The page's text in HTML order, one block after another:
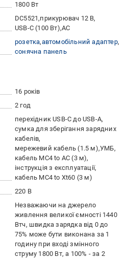
1800 Вт
DC5521 прикурювач 12 В
USB-C (100 Вт) AC
розетка автомобільний адаптер
сонячна панель
16 років
2 год
перехідник USB-C до USB-A
сумка для зберігання зарядних
кабелів
мережевий кабель (1.5 м) УМБ
кабель MC4 to AC (3 м)
інструкція з експлуатації
кабель MС4 to Xt60 (3 м)
220 В
Незважаючи на джерело
живлення великої ємності 1440
Втч, швидка зарядка від 0 до
75% може бути виконана за 1
годину при вході змінного
струму 1800 Вт, а 100% - за 2